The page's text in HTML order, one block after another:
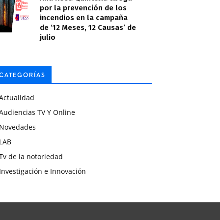
por la prevención de los
incendios en la campaña
de ‘12 Meses, 12 Causas’ de
julio
TV Y Online
de la notoriedad
e Innovación